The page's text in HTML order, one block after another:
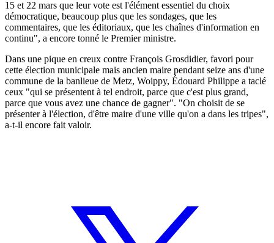
15 et 22 mars que leur vote est l'élément essentiel du choix
démocratique, beaucoup plus que les sondages, que les
commentaires, que les éditoriaux, que les chaînes d'information en
continu", a encore tonné le Premier ministre.
Dans une pique en creux contre François Grosdidier, favori pour
cette élection municipale mais ancien maire pendant seize ans d'une
commune de la banlieue de Metz, Woippy, Édouard Philippe a taclé
ceux "qui se présentent à tel endroit, parce que c'est plus grand,
parce que vous avez une chance de gagner". "On choisit de se
présenter à l'élection, d'être maire d'une ville qu'on a dans les tripes",
a-t-il encore fait valoir.